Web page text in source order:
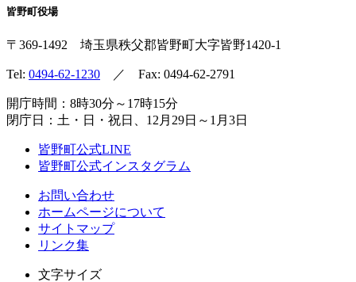
皆野町役場
〒369-1492 埼玉県秩父郡皆野町大字皆野1420-1
Tel: 0494-62-1230 ／ Fax: 0494-62-2791
開庁時間：8時30分～17時15分
閉庁日：土・日・祝日、12月29日～1月3日
皆野町公式LINE
皆野町公式インスタグラム
お問い合わせ
ホームページについて
サイトマップ
リンク集
文字サイズ